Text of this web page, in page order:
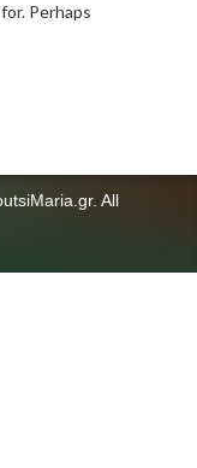
Perhaps
All